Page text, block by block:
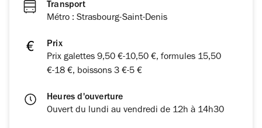
Transport
Métro : Strasbourg-Saint-Denis
Prix
Prix galettes 9,50 €-10,50 €, formules 15,50
€-18 €, boissons 3 €-5 €
Heures d'ouverture
Ouvert du lundi au vendredi de 12h à 14h30